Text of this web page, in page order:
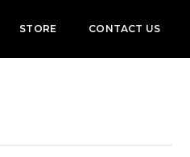
STORE CONTACT US